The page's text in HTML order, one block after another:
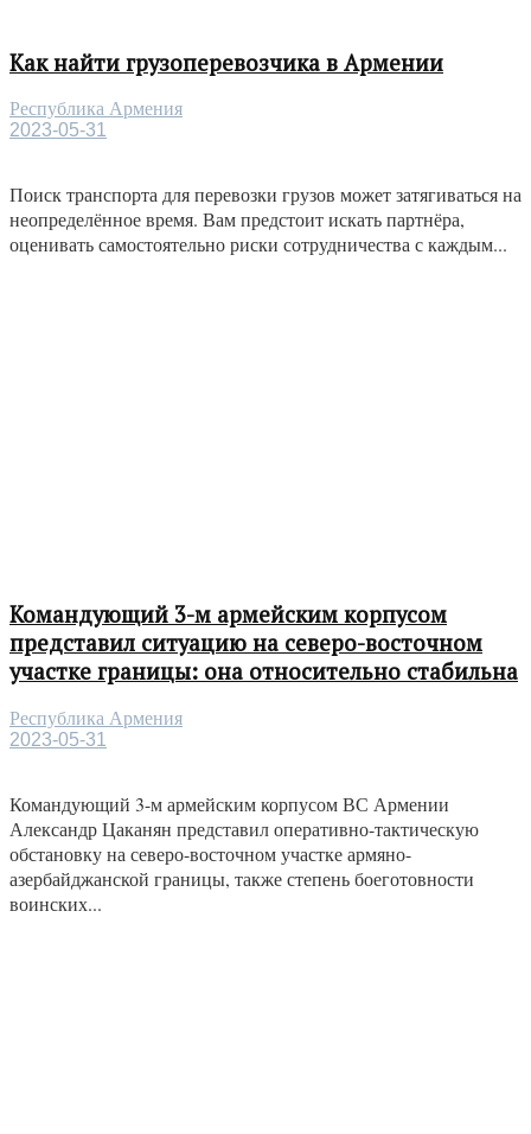
Как найти грузоперевозчика в Армении
Республика Армения
2023-05-31
Поиск транспорта для перевозки грузов может затягиваться на
неопределённое время. Вам предстоит искать партнёра,
оценивать самостоятельно риски сотрудничества с каждым...
Командующий 3-м армейским корпусом
представил ситуацию на северо-восточном
участке границы: она относительно стабильна
Республика Армения
2023-05-31
Командующий 3-м армейским корпусом ВС Армении
Александр Цаканян представил оперативно-тактическую
обстановку на северо-восточном участке армяно-
азербайджанской границы, также степень боеготовности
воинских...